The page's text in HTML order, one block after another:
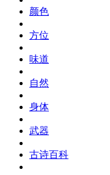
颜色
方位
味道
自然
身体
武器
古诗百科